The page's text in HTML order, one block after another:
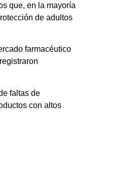
que, en la mayoría
de adultos
farmacéutico
faltas de
con altos